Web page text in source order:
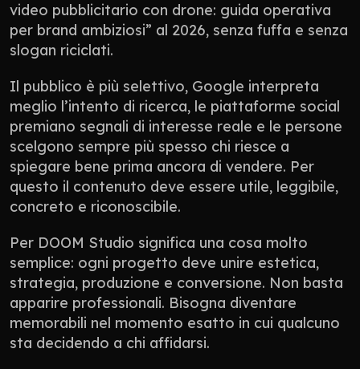
video pubblicitario con drone: guida operativa
per brand ambiziosi” al 2026, senza fuffa e senza
slogan riciclati.
Il pubblico è più selettivo, Google interpreta
meglio l’intento di ricerca, le piattaforme social
premiano segnali di interesse reale e le persone
scelgono sempre più spesso chi riesce a
spiegare bene prima ancora di vendere. Per
questo il contenuto deve essere utile, leggibile,
concreto e riconoscibile.
Per DOOM Studio significa una cosa molto
semplice: ogni progetto deve unire estetica,
strategia, produzione e conversione. Non basta
apparire professionali. Bisogna diventare
memorabili nel momento esatto in cui qualcuno
sta decidendo a chi affidarsi.